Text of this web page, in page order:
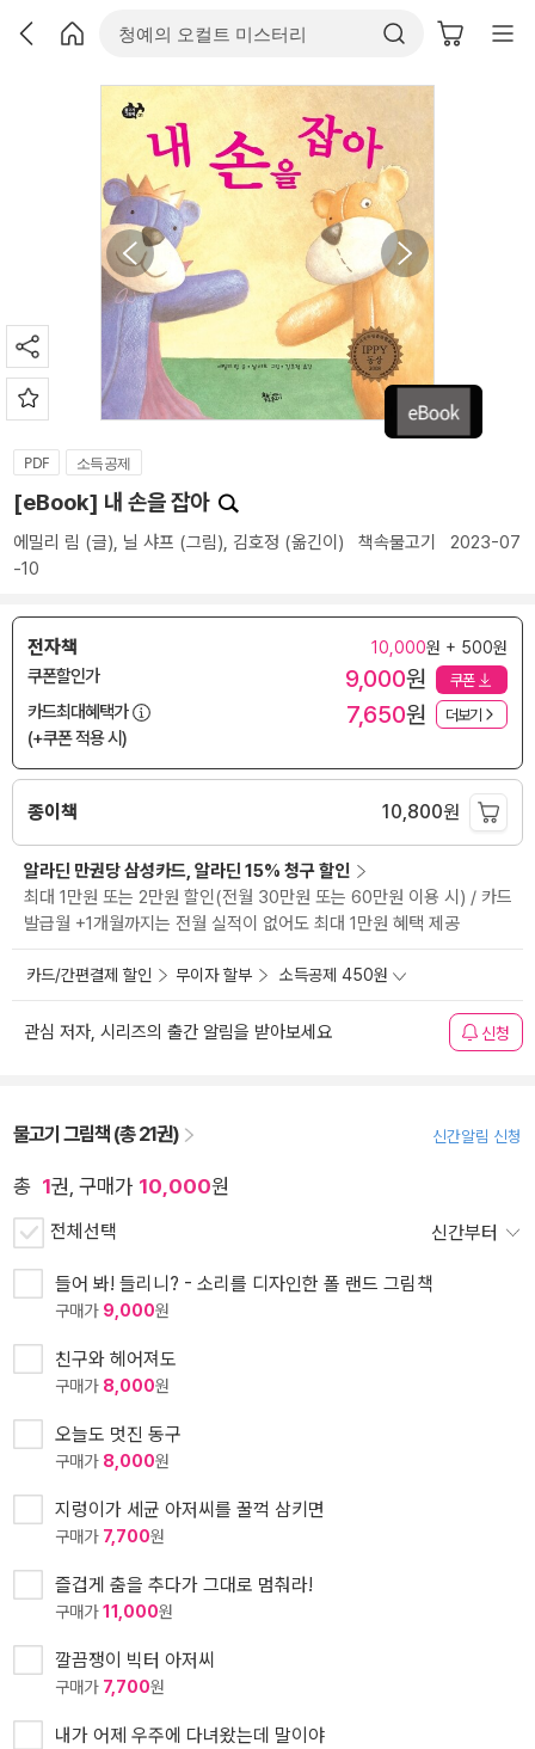
PDF 소득공제
[eBook] 내 손을 잡아
에밀리 림 (글), 닐 샤프 (그림), 김호정 (옮긴이) 책속물고기
2023-07
-10
전자책 10,000원 + 500원
쿠폰할인가 9,000원 쿠폰
카드최대혜택가
(+쿠폰 적용 시)
7,650원 더보기
종이책 10,800원
알라딘 만권당 삼성카드, 알라딘 15% 청구 할인
최대 1만원 또는 2만원 할인(전월 30만원 또는 60만원 이용 시) / 카드
발급월 +1개월까지는 전월 실적이 없어도 최대 1만원 혜택 제공
카드/간편결제 할인 무이자 할부 소득공제 450원
관심 저자, 시리즈의 출간 알림을 받아보세요 신청
물고기 그림책 (총 21권) 신간알림 신청
총 1권, 구매가 10,000원
전체선택 신간부터
들어 봐! 들리니? - 소리를 디자인한 폴 랜드 그림책
구매가 9,000원
친구와 헤어져도
구매가 8,000원
오늘도 멋진 동구
구매가 8,000원
지렁이가 세균 아저씨를 꿀꺽 삼키면
구매가 7,700원
즐겁게 춤을 추다가 그대로 멈춰라!
구매가11,000원
깔끔쟁이 빅터 아저씨
구매가 7,700원
내가 어제 우주에 다녀왔는데 말이야